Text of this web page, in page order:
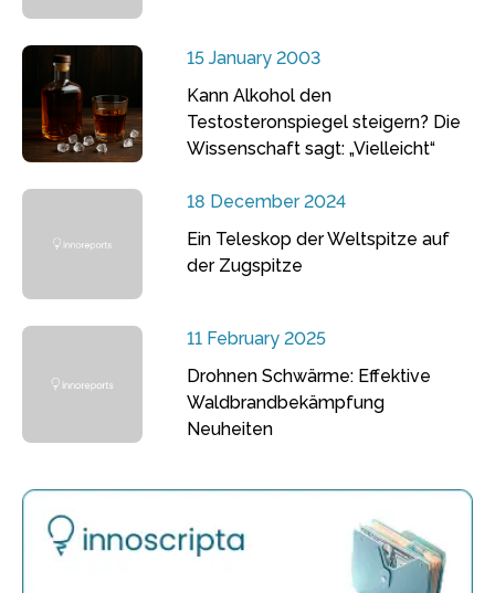
15 January 2003
Kann Alkohol den
Testosteronspiegel steigern? Die
Wissenschaft sagt: „Vielleicht“
18 December 2024
Ein Teleskop der Weltspitze auf
der Zugspitze
11 February 2025
Drohnen Schwärme: Effektive
Waldbrandbekämpfung
Neuheiten